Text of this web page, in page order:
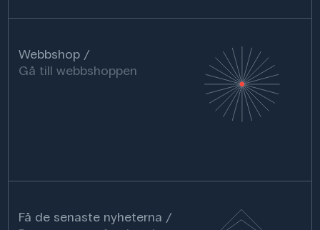
Webbshop
Gå till webbshoppen
Få de senaste nyheterna